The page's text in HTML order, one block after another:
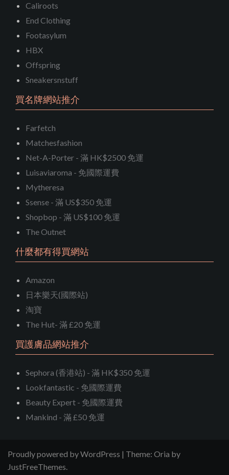
Caliroots
End Clothing
Footasylum
HBX
Offspring
Sneakersnstuff
買名牌網站推介
Farfetch
Matchesfashion
Net-A-Porter - 滿 HK$2500 免運
Luisaviaroma - 免國際運費
Mytheresa
Ssense - 滿 US$350 免運
Shopbop - 滿 US$100 免運
The Outnet
什麼都有得買網站
Amazon
日本樂天(國際站)
淘寶
The Hut- 滿 £20 免運
買護膚品網站推介
Sephora (香港站) - 滿 HK$350 免運
Lookfantastic - 免國際運費
Beauty Expert - 免國際運費
Mankind - 滿 £50 免運
Proudly powered by WordPress | Theme: Oria by
JustFreeThemes.